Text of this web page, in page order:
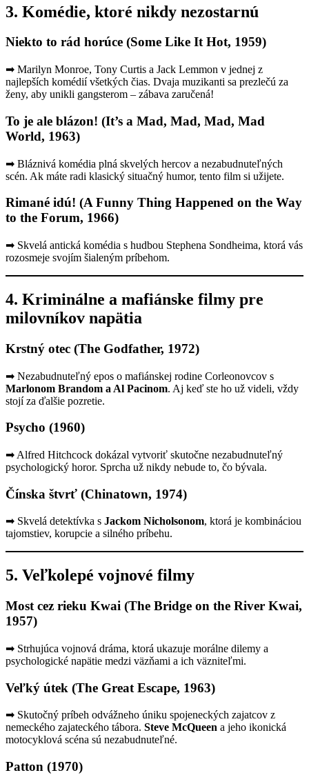
3. Komédie, ktoré nikdy nezostarnú
Niekto to rád horúce (Some Like It Hot, 1959)
➡ Marilyn Monroe, Tony Curtis a Jack Lemmon v jednej z
najlepších komédií všetkých čias. Dvaja muzikanti sa prezlečú za
ženy, aby unikli gangsterom – zábava zaručená!
To je ale blázon! (It’s a Mad, Mad, Mad, Mad
World, 1963)
➡ Bláznivá komédia plná skvelých hercov a nezabudnuteľných
scén. Ak máte radi klasický situačný humor, tento film si užijete.
Rimané idú! (A Funny Thing Happened on the Way
to the Forum, 1966)
➡ Skvelá antická komédia s hudbou Stephena Sondheima, ktorá vás
rozosmeje svojím šialeným príbehom.
4. Kriminálne a mafiánske filmy pre
milovníkov napätia
Krstný otec (The Godfather, 1972)
➡ Nezabudnuteľný epos o mafiánskej rodine Corleonovcov s
Marlonom Brandom a Al Pacinom. Aj keď ste ho už videli, vždy
stojí za ďalšie pozretie.
Psycho (1960)
➡ Alfred Hitchcock dokázal vytvoriť skutočne nezabudnuteľný
psychologický horor. Sprcha už nikdy nebude to, čo bývala.
Čínska štvrť (Chinatown, 1974)
➡ Skvelá detektívka s Jackom Nicholsonom, ktorá je kombináciou
tajomstiev, korupcie a silného príbehu.
5. Veľkolepé vojnové filmy
Most cez rieku Kwai (The Bridge on the River Kwai,
1957)
➡ Strhujúca vojnová dráma, ktorá ukazuje morálne dilemy a
psychologické napätie medzi väzňami a ich väzniteľmi.
Veľký útek (The Great Escape, 1963)
➡ Skutočný príbeh odvážneho úniku spojeneckých zajatcov z
nemeckého zajateckého tábora. Steve McQueen a jeho ikonická
motocyklová scéna sú nezabudnuteľné.
Patton (1970)